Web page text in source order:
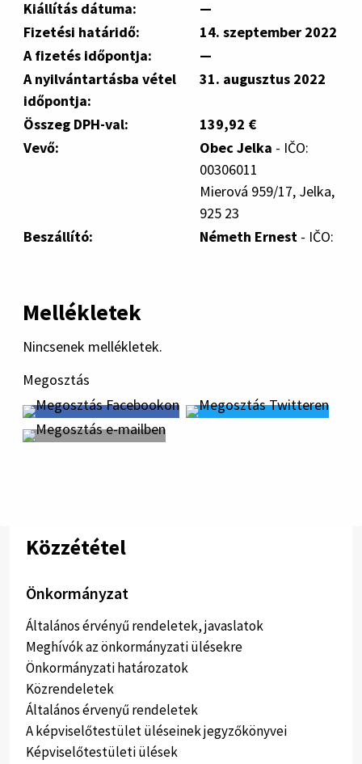
Kiállítás dátuma:
—
Fizetési határidő:
14. szeptember 2022
A fizetés időpontja:
—
A nyilvántartásba vétel
időpontja:
31. augusztus 2022
Összeg DPH-val:
139,92 €
Vevő:
Obec Jelka - IČO:
00306011
Mierová 959/17, Jelka,
925 23
Beszállító:
Németh Ernest - IČO:
Mellékletek
Nincsenek mellékletek.
Megosztás
Közzététel
Önkormányzat
Általános érvényű rendeletek, javaslatok
Meghívók az önkormányzati ülésekre
Önkormányzati határozatok
Közrendeletek
Általános érvenyű rendeletek
A képviselőtestület üléseinek jegyzőkönyvei
Képviselőtestületi ülések